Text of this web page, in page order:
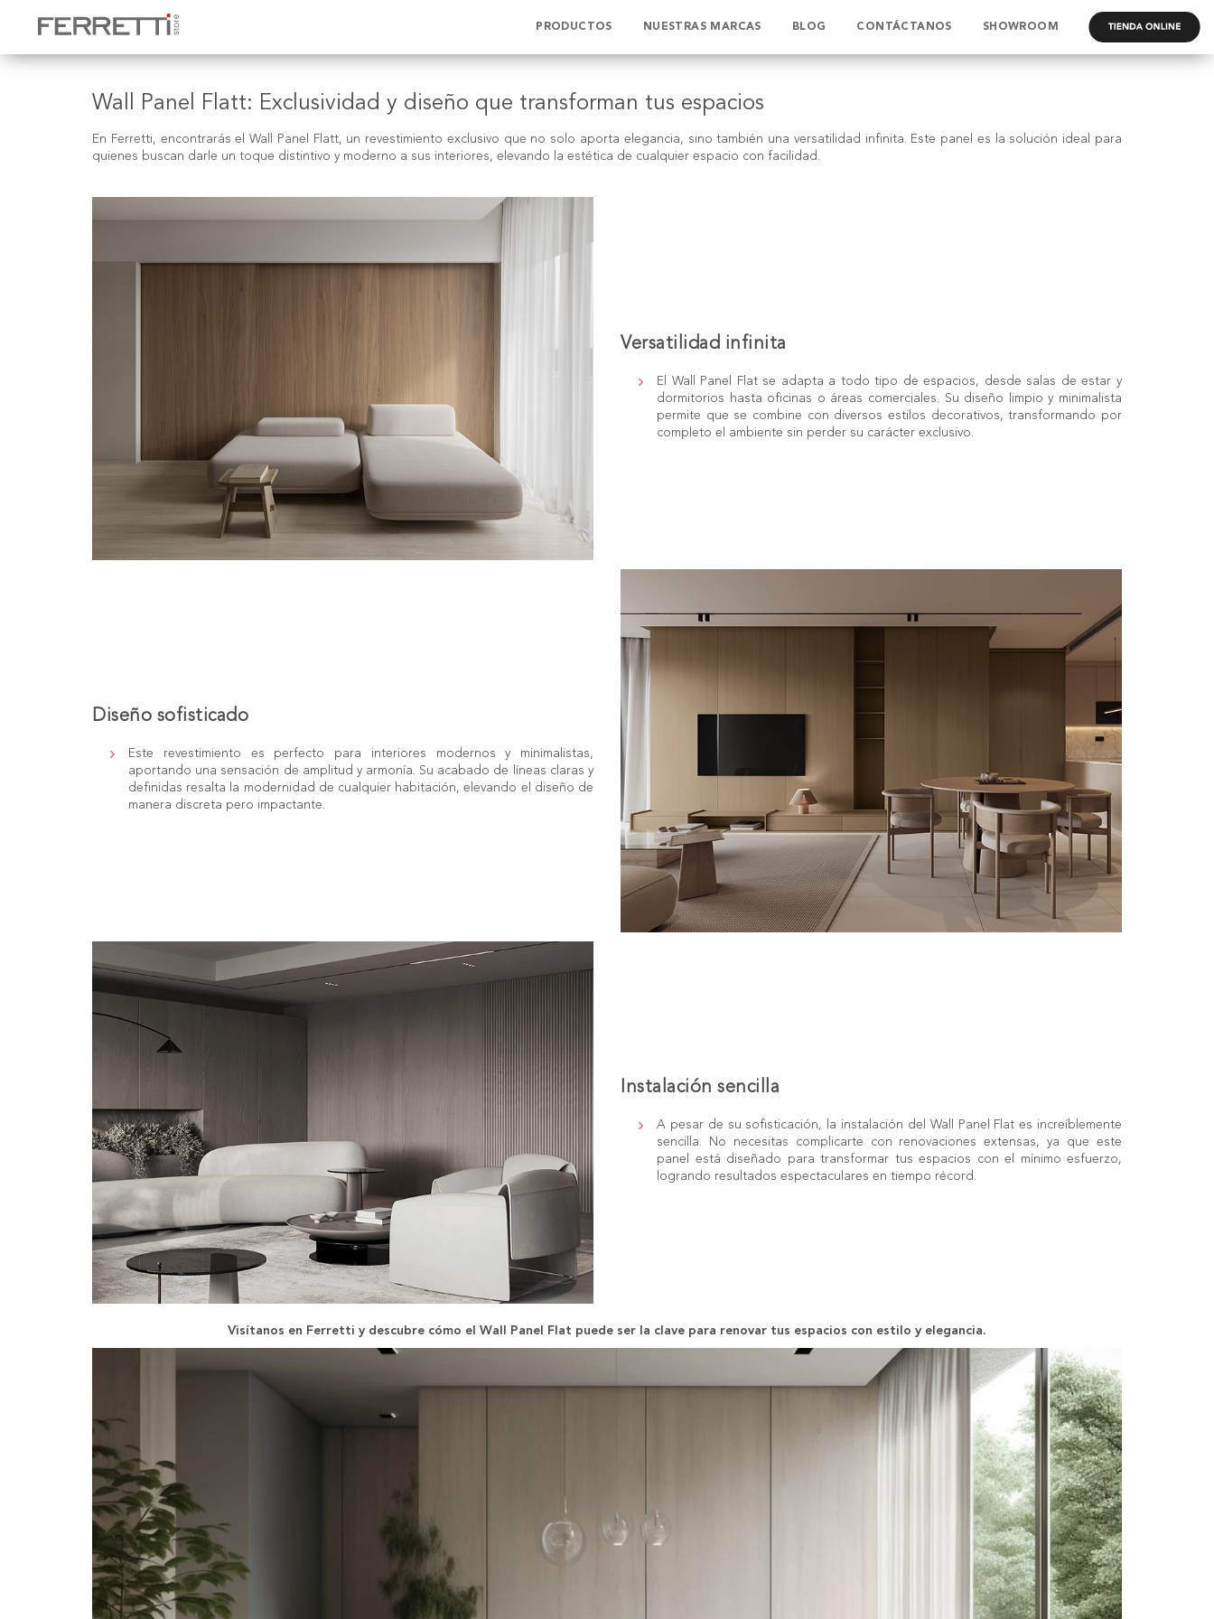
PRODUCTOS NUESTRAS MARCAS BLOG CONTÁCTANOS SHOWROOM .
Wall Panel Flatt: Exclusividad y diseño que transforman tus espacios
En Ferretti, encontrarás elWall Panel Flatt, un revestimiento exclusivo que no solo aporta elegancia, sino también una versatilidad infinita. Este panel es la solución ideal para
quienes buscan darle un toque distintivo y moderno a sus interiores, elevando la estética de cualquier espacio con facilidad.
Versatilidad infinita
El Wall Panel Flat se adapta a todo tipo de espacios, desde salas de estar y
dormitorios hasta oficinas o áreas comerciales. Su diseño limpio y minimalista
permite que se combine con diversos estilos decorativos, transformando por
completo el ambiente sin perder su carácter exclusivo.
Diseño sofisticado
Este revestimiento es perfecto para interiores modernos y minimalistas,
aportando una sensación de amplitud y armonía. Su acabado de líneas claras y
definidas resalta la modernidad de cualquier habitación, elevando el diseño de
manera discreta pero impactante.
Instalación sencilla
A pesar de su sofisticación, la instalación del Wall Panel Flat es increíblemente
sencilla. No necesitas complicarte con renovaciones extensas, ya que este
panel está diseñado para transformar tus espacios con el mínimo esfuerzo,
logrando resultados espectaculares en tiempo récord.
Visítanos en Ferretti y descubre cómo el Wall Panel Flat puede ser la clave para renovar tus espacios con estilo y elegancia.